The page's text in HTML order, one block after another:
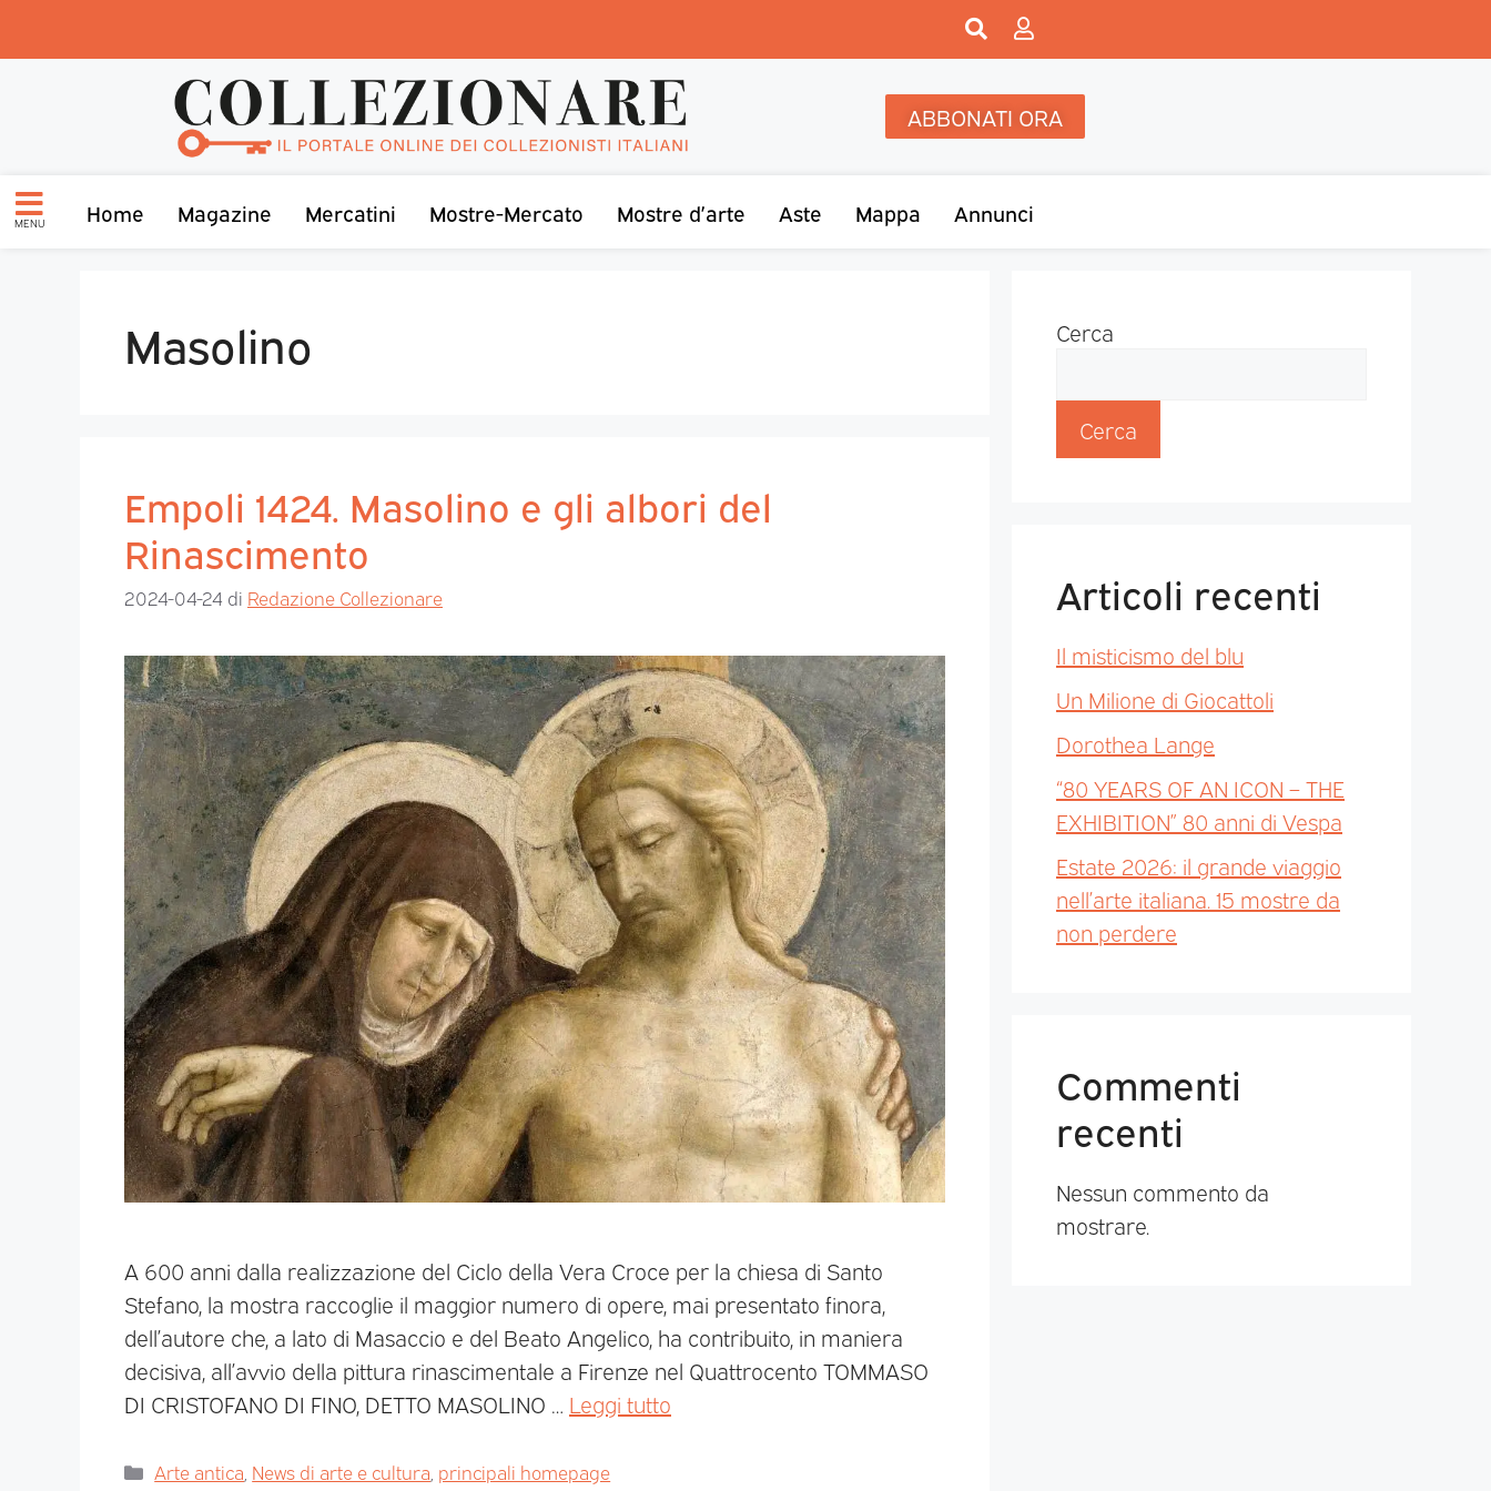
ABBONATI ORA
MENU Home Magazine Mercatini Mostre-Mercato Mostre d’arte Aste Mappa Annunci
Masolino
Empoli 1424. Masolino e gli albori del
Rinascimento
2024-04-24 di Redazione Collezionare
A 600 anni dalla realizzazione del Ciclo della Vera Croce per la chiesa di Santo
Stefano, la mostra raccoglie il maggior numero di opere, mai presentato finora,
dell’autore che, a lato di Masaccio e del Beato Angelico, ha contribuito, in maniera
decisiva, all’avvio della pittura rinascimentale a Firenze nel Quattrocento TOMMASO
DI CRISTOFANO DI FINO, DETTO MASOLINO … Leggi tutto
Arte antica News di arte e cultura principali homepage
Cerca
Cerca
Articoli recenti
Il misticismo del blu
Un Milione di Giocattoli
Dorothea Lange
“80 YEARS OF AN ICON – THE
EXHIBITION” 80 anni di Vespa
Estate 2026: il grande viaggio
nell’arte italiana. 15 mostre da
non perdere
Commenti
recenti
Nessun commento da
mostrare.